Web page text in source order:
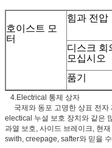
호이스트 모
터
힘과 전압
디스크 회
모십시오
품기
4.Electrical 통제 상자
국제와 동포 고명한 상표 전자
electical 누설 보호 장치와 같은
과열 보호, 사이드 브레이크, 현
swith, creepage, safter와 믿을